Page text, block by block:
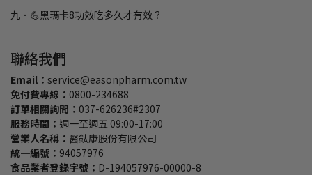
九．💪黑瑪卡8功效吃多久才有效？
聯絡我們
Email： service@easonpharm.com.tw
免付費專線： 0800-234688
訂單相關詢問： 037-626236#2307
服務時間： 週一至週五 09:00-17:00
營業人名稱： 醫鈦康股份有限公司
統一編號： 94057976
食品業者登錄字號： D-194057976-00000-8